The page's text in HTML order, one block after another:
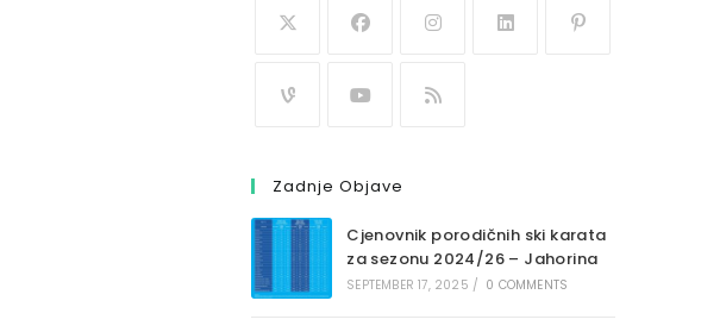
Zadnje Objave
Cjenovnik porodičnih ski karata
za sezonu 2024/26 – Jahorina
SEPTEMBER 17, 2025 / 0 COMMENTS